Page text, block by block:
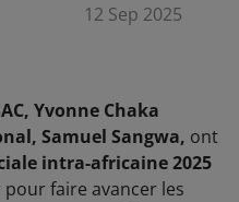
12 Sep 2025
Yvonne Chaka
Samuel Sangwa, ont
intra-africaine 2025
faire avancer les